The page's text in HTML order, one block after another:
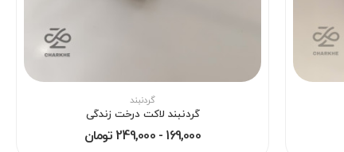
گردنبند
گردنبند لاکت درخت زندگی
169,000 - 249,000 تومان